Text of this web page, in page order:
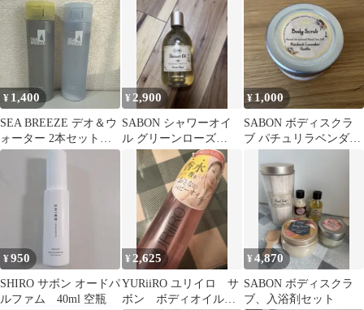
ハーモニーの香り）
¥ 1,400
SEA BREEZE デオ＆ウ
ォーター 2本セット
シーブリーズ サボン
¥2,900
SABON シャワーオイ
ル グリーンローズ
300ml
¥1,000
SABON ボディスクラ
ブ パチュリラベンダー
¥950
SHIRO サボン オードパ
ルファム 40ml 空瓶
¥ 2,625
YURiiRO ユリイロ サ
ボン ボディオイル
¥4,870
SABON ボディスクラ
ブ、入浴剤セット